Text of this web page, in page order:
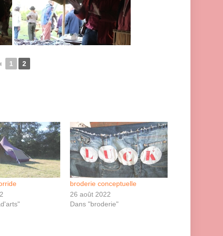
1 2
broderie conceptuelle
26 août 2022
Dans "broderie"